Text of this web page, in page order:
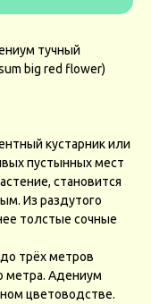
тучный
big red flower)
кустарник или
пустынных мест
становится
Из раздутого
толстые сочные
трёх метров
метра. Адениум
цветоводстве.